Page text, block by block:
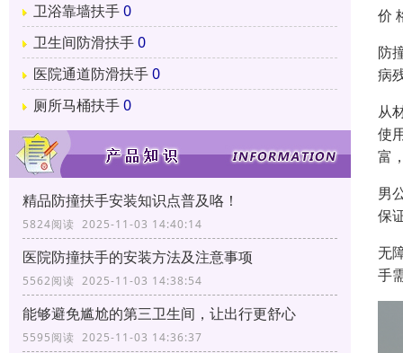
卫浴靠墙扶手0
卫生间防滑扶手0
医院通道防滑扶手0
厕所马桶扶手0
精品防撞扶手安装知识点普及咯！
5824阅读 2025-11-03 14:40:14
医院防撞扶手的安装方法及注意事项
5562阅读 2025-11-03 14:38:54
能够避免尴尬的第三卫生间，让出行更舒心
5595阅读 2025-11-03 14:36:37
价
防
病
从
使
富
男
保
无
手